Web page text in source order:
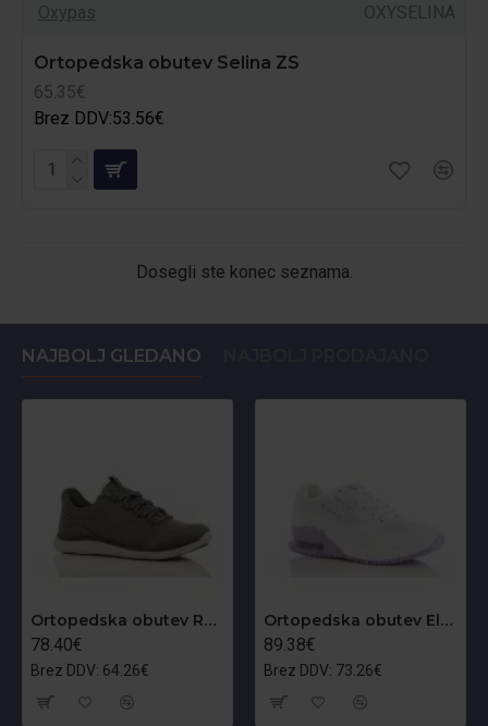
Oxypas OXYSELINA
Ortopedska obutev Selina ZS
65.35€
Brez DDV:53.56€
Dosegli ste konec seznama.
NAJBOLJ GLEDANO
Ortopedska obutev Roman O1
78.40€
Brez DDV: 64.26€
Ortopedska obutev Ela O1
89.38€
Brez DDV: 73.26€